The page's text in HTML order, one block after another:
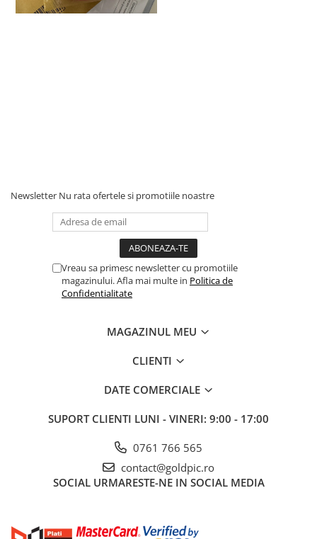
Newsletter Nu rata ofertele si promotiile noastre
Vreau sa primesc newsletter cu promotiile
magazinului. Afla mai multe in Politica de
Confidentialitate
MAGAZINUL MEU
CLIENTI
DATE COMERCIALE
SUPORT CLIENTI LUNI - VINERI: 9:00 - 17:00
0761 766 565
contact@goldpic.ro
SOCIAL URMARESTE-NE IN SOCIAL MEDIA